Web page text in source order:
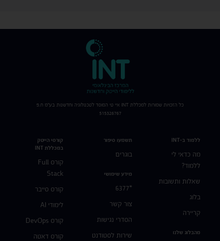
ללמוד ב-INT
מה כדאי לי
ללמוד?
שאלות ותשובות
בלוג
קריירה
מהבלוג שלנו
תשמעו סיפור
בוגרים
מידע שימושי
*6377
צור קשר
הסדרי נגישות
שירות לסטודנט
קורסי הייטק
במכללת INT
קורס Full
Stack
קורס סייבר
לימודי AI
קורס DevOps
קורס דאטה
כל הזכויות שמורות למכללת INT איי טי המוסד לטכנולוגיה וחדשנות בע"מ ח.פ
515326767